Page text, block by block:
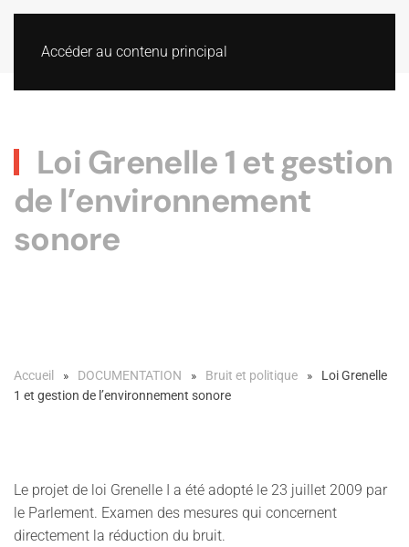
Accéder au contenu principal
Loi Grenelle 1 et gestion
de l’environnement
sonore
Accueil DOCUMENTATION Bruit et politique
Loi Grenelle
1 et gestion de l’environnement sonore
Le projet de loi Grenelle I a été adopté le 23 juillet 2009 par
le Parlement. Examen des mesures qui concernent
directement la réduction du bruit.